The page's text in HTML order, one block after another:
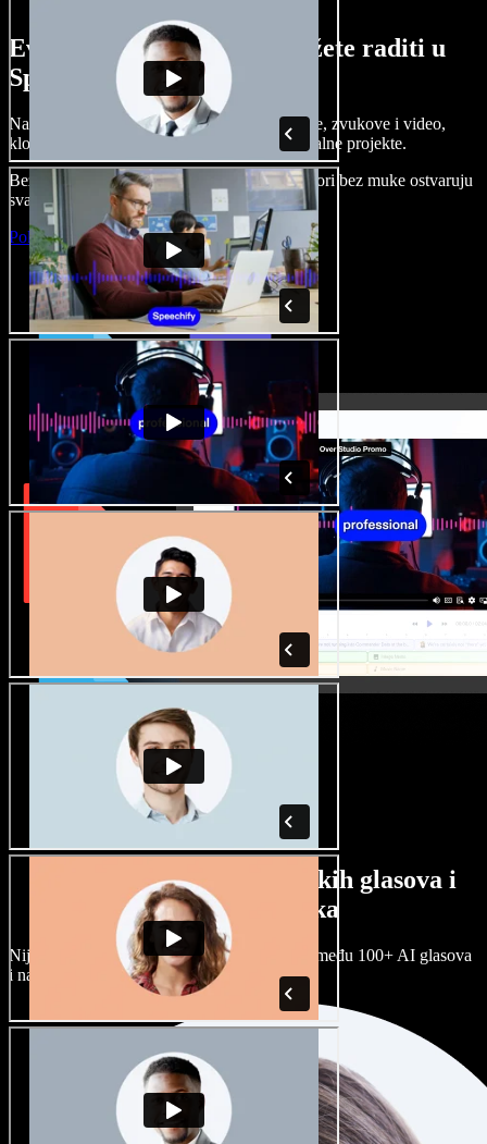
Evo malog pregleda što možete raditi u
Speechify Studiju.
Napravite voice overe, dodajte besplatne slike, zvukove i video,
klonirajte svoj glas i složite sjajne audio-vizualne projekte.
Bez učenja i sve dostupno u pregledniku, autori bez muke ostvaruju
svaku kreativnu ideju.
Pokreni Studio
Veliki izbor muških i ženskih glasova i
raznih naglasaka
Nijedan projekt ne mora zvučati isto. Birajte među 100+ AI glasova
i naglasaka i prilagodite ih sebi.